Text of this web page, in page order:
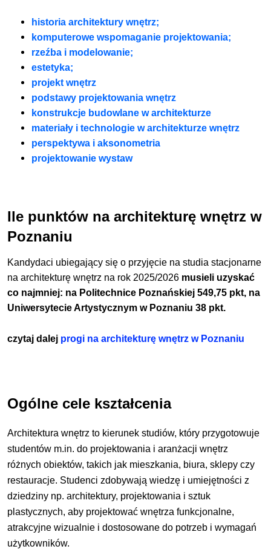
historia architektury wnętrz;
komputerowe wspomaganie projektowania;
rzeźba i modelowanie;
estetyka;
projekt wnętrz
podstawy projektowania wnętrz
konstrukcje budowlane w architekturze
materiały i technologie w architekturze wnętrz
perspektywa i aksonometria
projektowanie wystaw
Ile punktów na architekturę wnętrz w
Poznaniu
Kandydaci ubiegający się o przyjęcie na studia stacjonarne
na architekturę wnętrz na rok 2025/2026 musieli uzyskać
co najmniej: na Politechnice Poznańskiej 549,75 pkt, na
Uniwersytecie Artystycznym w Poznaniu 38 pkt.
czytaj dalej progi na architekturę wnętrz w Poznaniu
Ogólne cele kształcenia
Architektura wnętrz to kierunek studiów, który przygotowuje
studentów m.in. do projektowania i aranżacji wnętrz
różnych obiektów, takich jak mieszkania, biura, sklepy czy
restauracje. Studenci zdobywają wiedzę i umiejętności z
dziedziny np. architektury, projektowania i sztuk
plastycznych, aby projektować wnętrza funkcjonalne,
atrakcyjne wizualnie i dostosowane do potrzeb i wymagań
użytkowników.